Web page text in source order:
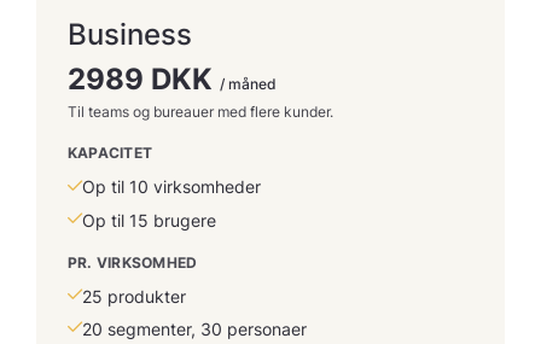
Business
2989 DKK / måned
Til teams og bureauer med flere kunder.
KAPACITET
Op til 10 virksomheder
Op til 15 brugere
PR. VIRKSOMHED
25 produkter
20 segmenter, 30 personaer